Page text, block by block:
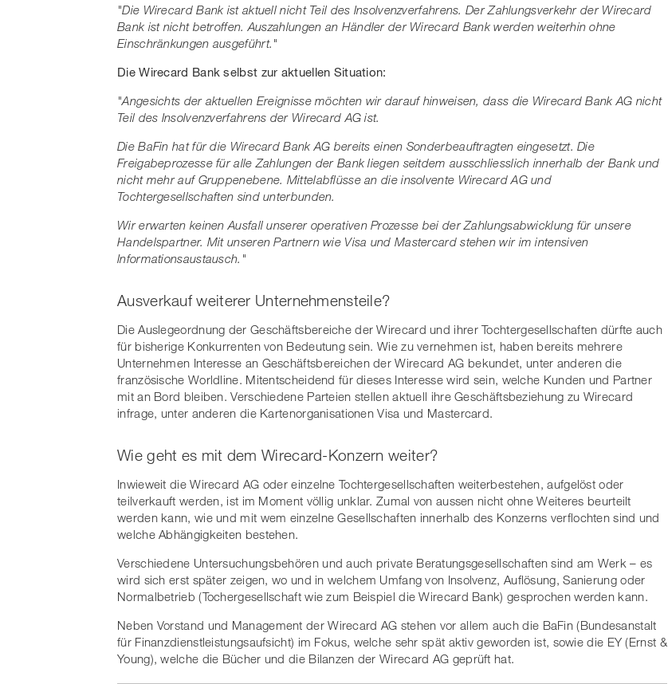
"Die Wirecard Bank ist aktuell nicht Teil des Insolvenzverfahrens. Der Zahlungsverkehr der Wirecard
Bank ist nicht betroffen. Auszahlungen an Händler der Wirecard Bank werden weiterhin ohne
Einschränkungen ausgeführt."
Die Wirecard Bank selbst zur aktuellen Situation:
"Angesichts der aktuellen Ereignisse möchten wir darauf hinweisen, dass die Wirecard Bank AG nicht
Teil des Insolvenzverfahrens der Wirecard AG ist.
Die BaFin hat für die Wirecard Bank AG bereits einen Sonderbeauftragten eingesetzt. Die
Freigabeprozesse für alle Zahlungen der Bank liegen seitdem ausschliesslich innerhalb der Bank und
nicht mehr auf Gruppenebene. Mittelabflüsse an die insolvente Wirecard AG und
Tochtergesellschaften sind unterbunden.
Wir erwarten keinen Ausfall unserer operativen Prozesse bei der Zahlungsabwicklung für unsere
Handelspartner. Mit unseren Partnern wie Visa und Mastercard stehen wir im intensiven
Informationsaustausch."
Ausverkauf weiterer Unternehmensteile?
Die Auslegeordnung der Geschäftsbereiche der Wirecard und ihrer Tochtergesellschaften dürfte auch
für bisherige Konkurrenten von Bedeutung sein. Wie zu vernehmen ist, haben bereits mehrere
Unternehmen Interesse an Geschäftsbereichen der Wirecard AG bekundet, unter anderen die
französische Worldline. Mitentscheidend für dieses Interesse wird sein, welche Kunden und Partner
mit an Bord bleiben. Verschiedene Parteien stellen aktuell ihre Geschäftsbeziehung zu Wirecard
infrage, unter anderen die Kartenorganisationen Visa und Mastercard.
Wie geht es mit dem Wirecard-Konzern weiter?
Inwieweit die Wirecard AG oder einzelne Tochtergesellschaften weiterbestehen, aufgelöst oder
teilverkauft werden, ist im Moment völlig unklar. Zumal von aussen nicht ohne Weiteres beurteilt
werden kann, wie und mit wem einzelne Gesellschaften innerhalb des Konzerns verflochten sind und
welche Abhängigkeiten bestehen.
Verschiedene Untersuchungsbehören und auch private Beratungsgesellschaften sind am Werk – es
wird sich erst später zeigen, wo und in welchem Umfang von Insolvenz, Auflösung, Sanierung oder
Normalbetrieb (Tochergesellschaft wie zum Beispiel die Wirecard Bank) gesprochen werden kann.
Neben Vorstand und Management der Wirecard AG stehen vor allem auch die BaFin (Bundesanstalt
für Finanzdienstleistungsaufsicht) im Fokus, welche sehr spät aktiv geworden ist, sowie die EY (Ernst &
Young), welche die Bücher und die Bilanzen der Wirecard AG geprüft hat.